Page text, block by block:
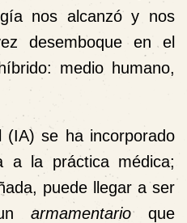
nos alcanzó y nos
desemboque en el
medio humano,
(IA) se ha incorporado
a la práctica médica;
puede llegar a ser
unarmamentarioque